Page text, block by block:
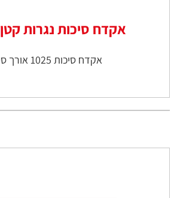
אקדח סיכות נגרות קטן 1025J
אקדח סיכות 1025 אורך סיכות